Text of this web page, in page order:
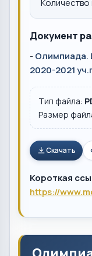
Количество
Документ
-Олимпиада.
2020-2021
Тип файла:
Размер
Скачать
Короткая
https://